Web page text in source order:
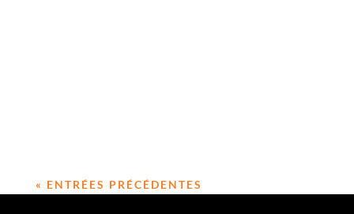
« ENTRÉES PRÉCÉDENTES